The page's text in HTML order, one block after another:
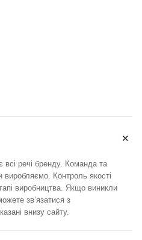
＋
всі речі бренду. Команда та
виробляємо. Контроль якості
виробництва. Якщо виникли
зв’язатися з
внизу сайту.